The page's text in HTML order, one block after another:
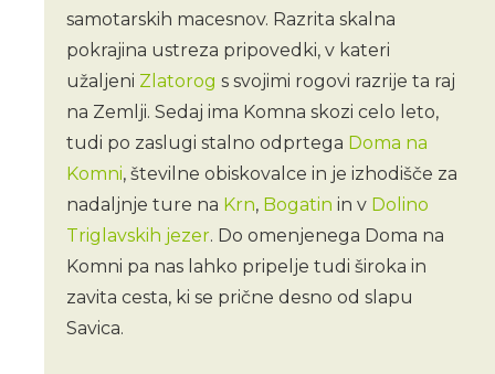
samotarskih macesnov. Razrita skalna
pokrajina ustreza pripovedki, v kateri
užaljeni Zlatorog s svojimi rogovi razrije ta raj
na Zemlji. Sedaj ima Komna skozi celo leto,
tudi po zaslugi stalno odprtega Doma na
Komni, številne obiskovalce in je izhodišče za
nadaljnje ture na Krn, Bogatin in v Dolino
Triglavskih jezer. Do omenjenega Doma na
Komni pa nas lahko pripelje tudi široka in
zavita cesta, ki se prične desno od slapu
Savica.